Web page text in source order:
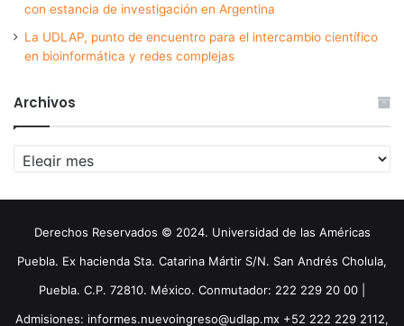
con estancia de investigación en Argentina
La UDLAP, punto de encuentro para el intercambio científico
en bioinformática y redes complejas
Archivos
Archivos
Derechos Reservados © 2024. Universidad de las Américas
Puebla. Ex hacienda Sta. Catarina Mártir S/N. San Andrés Cholula,
Puebla. C.P. 72810. México. Conmutador: 222 229 20 00 |
Admisiones: informes.nuevoingreso@udlap.mx +52 222 229 2112,